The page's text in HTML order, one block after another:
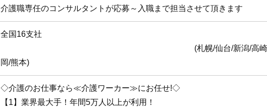
介護職専任のコンサルタントが応募～入職まで担当させて頂きます
全国
(札幌/仙台/新潟/高崎/大宮/東京/横浜/静岡/
岡/熊本)
◇介護のお仕事なら≪介護ワーカー≫にお任せ!◇
【1】業界最大手！年間5万人以上が利用！